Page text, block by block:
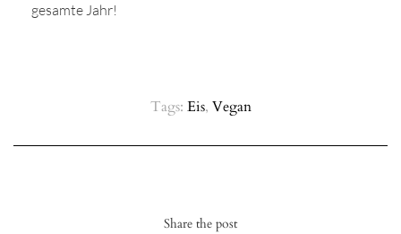
gesamte Jahr!
Tags: Eis, Vegan
Share the post